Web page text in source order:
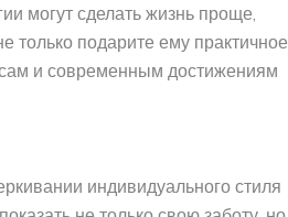
могут сделать жизнь проще,
только подарите ему практичное
и современным достижениям
индивидуального стиля